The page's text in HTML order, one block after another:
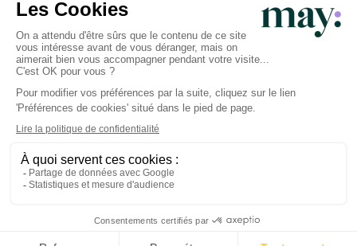
© LN CARE 2026
Politique de confidentialité
Conditions générales d’utilisation
Plan du site
Crédits photos